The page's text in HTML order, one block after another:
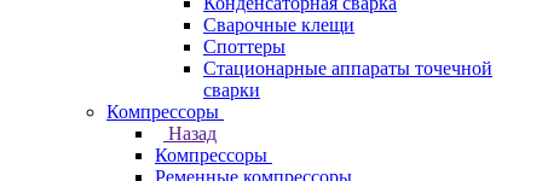
Сварочные клещи
Споттеры
Стационарные аппараты точечной
сварки
Компрессоры
Назад
Компрессоры
Ременные компрессоры